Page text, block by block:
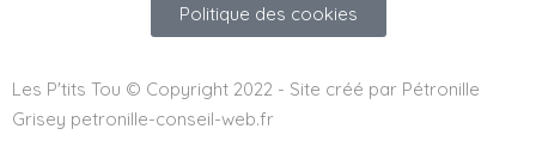
Politique des cookies
Les P'tits Tou © Copyright 2022 - Site créé par Pétronille
Grisey petronille-conseil-web.fr